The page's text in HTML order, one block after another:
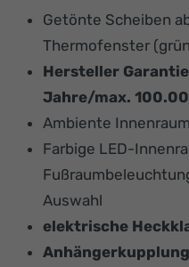
Getönte Scheiben
Thermofenster
Hersteller
Jahre/max.
Ambiente
Farbige LED-
Auswahl
elektrische